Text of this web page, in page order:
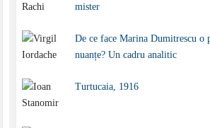
mister
De ce face Marina Dumitrescu o
nuanțe? Un cadru analitic
Turtucaia, 1916